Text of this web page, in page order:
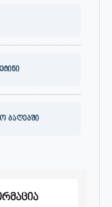
ბაღებში